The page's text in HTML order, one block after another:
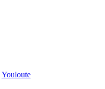
Youloute